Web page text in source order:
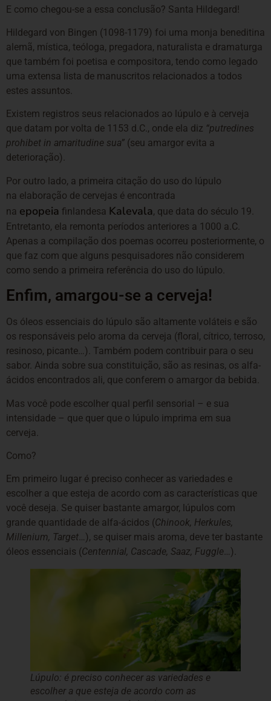
E como chegou-se a essa conclusão? Santa Hildegard!
Hildegard von Bingen (1098-1179) foi uma monja beneditina
alemã, mística, teóloga, pregadora, naturalista e dramaturga
que também foi poetisa e compositora, tendo como legado
uma extensa lista de manuscritos relacionados a todos
estes assuntos.
Existem registros seus relacionados ao lúpulo e à cerveja
que datam por volta de 1153 d.C., onde ela diz “putredines
prohibet in amaritudine sua” (seu amargor evita a
deterioração).
Por outro lado, a primeira citação do uso do lúpulo
na elaboração de cervejas é encontrada
na epopeia finlandesa Kalevala, que data do século 19.
Entretanto, ela remonta períodos anteriores a 1000 a.C.
Apenas a compilação dos poemas ocorreu posteriormente, o
que faz com que alguns pesquisadores não considerem
como sendo a primeira referência do uso do lúpulo.
Enfim, amargou-se a cerveja!
Os óleos essenciais do lúpulo são altamente voláteis e são
os responsáveis pelo aroma da cerveja (floral, cítrico, terroso,
resinoso, picante…). Também podem contribuir para o seu
sabor. Ainda sobre sua constituição, são as resinas, os alfa-
ácidos encontrados ali, que conferem o amargor da bebida.
Mas você pode escolher qual perfil sensorial – e sua
intensidade – que quer que o lúpulo imprima em sua
cerveja.
Como?
Em primeiro lugar é preciso conhecer as variedades e
escolher a que esteja de acordo com as características que
você deseja. Se quiser bastante amargor, lúpulos com
grande quantidade de alfa-ácidos (Chinook, Herkules,
Millenium, Target…), se quiser mais aroma, deve ter bastante
óleos essenciais (Centennial, Cascade, Saaz, Fuggle…).
Lúpulo: é preciso conhecer as variedades e
escolher a que esteja de acordo com as